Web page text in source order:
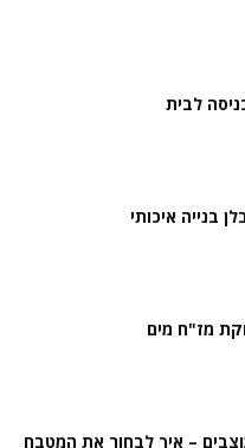
לבית
בנייה איכותי
מז"ח מים
– איך לבחור את המטבח